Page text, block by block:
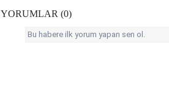
YORUMLAR (0)
Bu habere ilk yorum yapan sen ol.